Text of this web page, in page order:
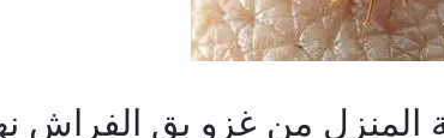
المنزل من غزو بق الفراش